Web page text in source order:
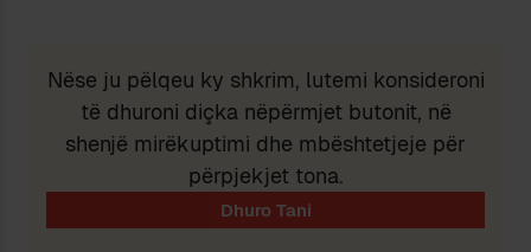
Nëse ju pëlqeu ky shkrim, lutemi konsideroni
të dhuroni diçka nëpërmjet butonit, në
shenjë mirëkuptimi dhe mbështetjeje për
përpjekjet tona.